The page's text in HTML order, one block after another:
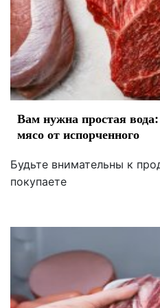
Вам нужна простая
мясо от испорченного
Будьте внимательны к
покупаете